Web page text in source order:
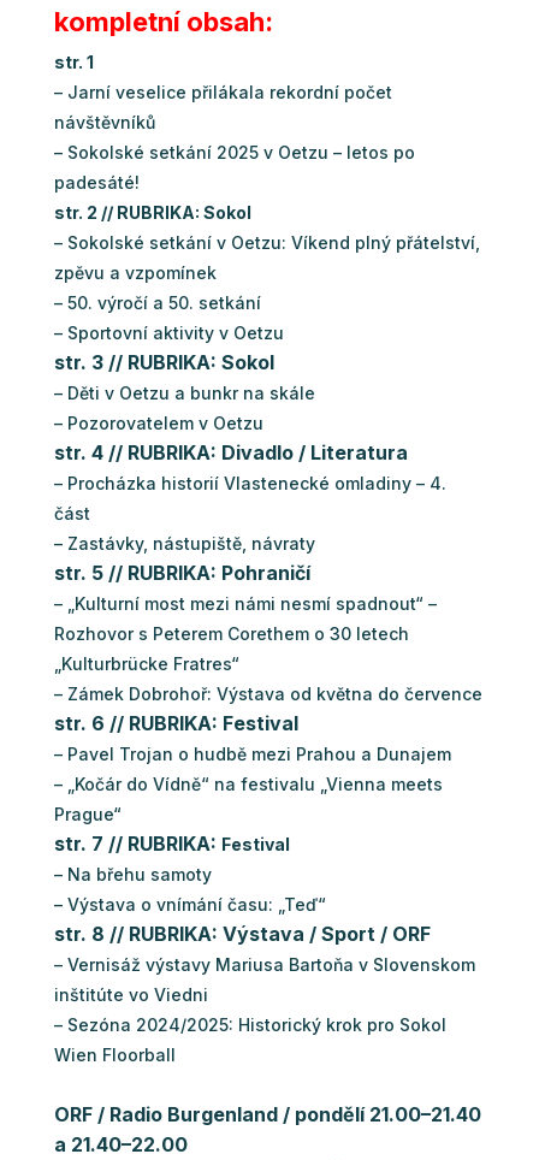
kompletní obsah:
str. 1
– Jarní veselice přilákala rekordní počet
návštěvníků
– Sokolské setkání 2025 v Oetzu – letos po
padesáté!
str. 2 // RUBRIKA: Sokol
– Sokolské setkání v Oetzu: Víkend plný přátelství,
zpěvu a vzpomínek
– 50. výročí a 50. setkání
– Sportovní aktivity v Oetzu
str. 3 // RUBRIKA: Sokol
– Děti v Oetzu a bunkr na skále
– Pozorovatelem v Oetzu
str. 4 // RUBRIKA: Divadlo / Literatura
– Procházka historií Vlastenecké omladiny – 4.
část
– Zastávky, nástupiště, návraty
str. 5 // RUBRIKA: Pohraničí
– „Kulturní most mezi námi nesmí spadnout“ –
Rozhovor s Peterem Corethem o 30 letech
„Kulturbrücke Fratres“
– Zámek Dobrohoř: Výstava od května do července
str. 6 // RUBRIKA: Festival
– Pavel Trojan o hudbě mezi Prahou a Dunajem
– „Kočár do Vídně“ na festivalu „Vienna meets
Prague“
str. 7 // RUBRIKA: Festival
– Na břehu samoty
– Výstava o vnímání času: „Teď“
str. 8 // RUBRIKA: Výstava / Sport / ORF
– Vernisáž výstavy Mariusa Bartoňa v Slovenskom
inštitúte vo Viedni
– Sezóna 2024/2025: Historický krok pro Sokol
Wien Floorball
ORF / Radio Burgenland / pondělí 21.00–21.40
a 21.40–22.00